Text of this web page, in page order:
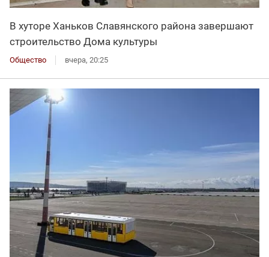
В хуторе Ханьков Славянского района завершают
строительство Дома культуры
Общество вчера, 20:25